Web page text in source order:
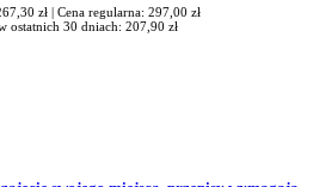
zł | Cena regularna: 297,00 zł
ostatnich 30 dniach: 207,90 zł